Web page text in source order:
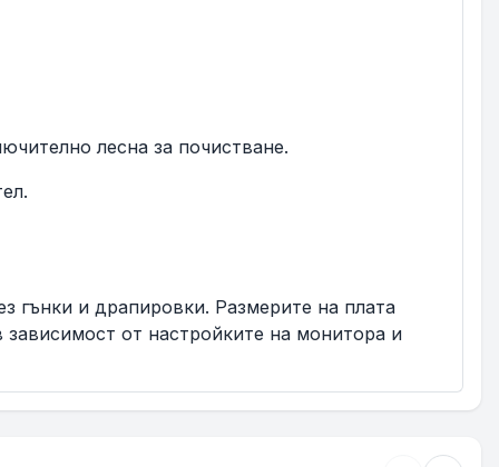
лесна за почистване.
гънки и драпировки. Размерите на плата
от настройките на монитора и